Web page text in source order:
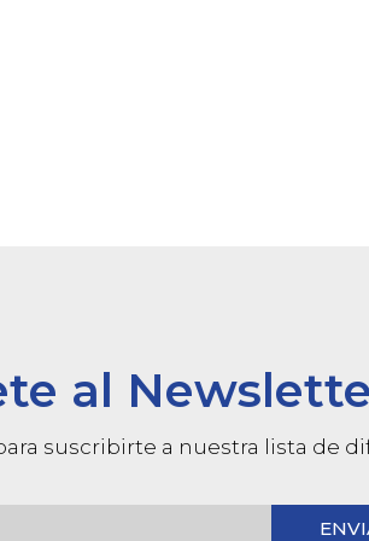
al
suscribirte a nuestra lista de